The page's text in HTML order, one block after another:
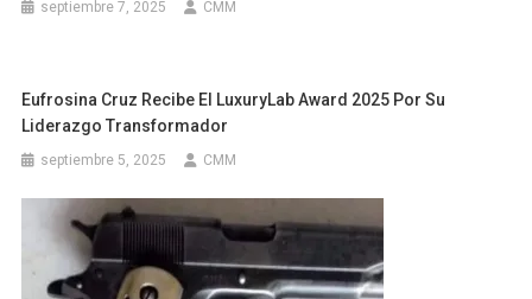
septiembre 7, 2025 CMM
Eufrosina Cruz Recibe El LuxuryLab Award 2025 Por Su
Liderazgo Transformador
septiembre 5, 2025 CMM